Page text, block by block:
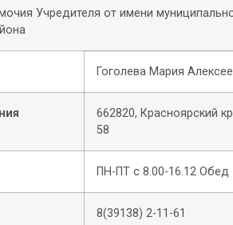
Учредителя от имени
Гоголева Мария
662820, Красноярский
58
ПН-ПТ с 8.00-16.12
8(39138) 2-11-61